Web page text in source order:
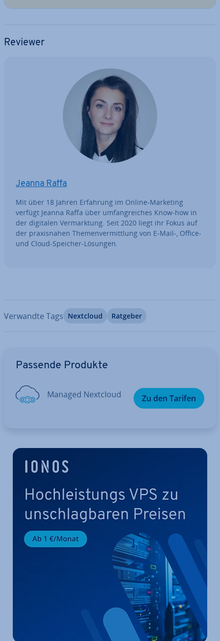
Reviewer
Jeanna Raffa
Mit über 18 Jahren Erfahrung im Online-Marketing
verfügt Jeanna Raffa über um­fang­rei­ches Know-how in
der digitalen Ver­mark­tung. Seit 2020 liegt ihr Fokus auf
der pra­xis­na­hen The­men­ver­mitt­lung von E-Mail-, Office-
und Cloud-Speicher-Lösungen.
Verwandte Tags Nextcloud Ratgeber
Passende Produkte
Managed Nextcloud Zu den Tarifen